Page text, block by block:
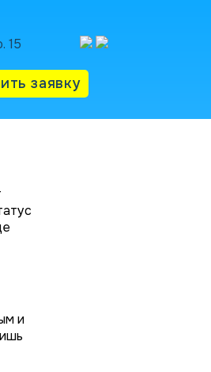
15
заявку
и